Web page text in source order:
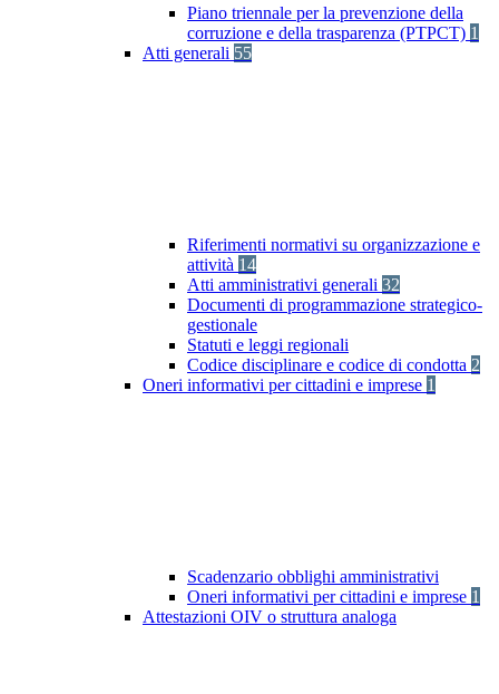
Piano triennale per la prevenzione della
corruzione e della trasparenza (PTPCT) 1
Atti generali 55
Riferimenti normativi su organizzazione e
attività 14
Atti amministrativi generali 32
Documenti di programmazione strategico-
gestionale
Statuti e leggi regionali
Codice disciplinare e codice di condotta 2
Oneri informativi per cittadini e imprese 1
Scadenzario obblighi amministrativi
Oneri informativi per cittadini e imprese 1
Attestazioni OIV o struttura analoga